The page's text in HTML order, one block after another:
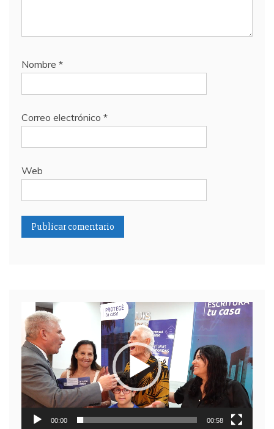
Nombre *
Correo electrónico *
Web
Reproductor
de
video
00:00 00:58